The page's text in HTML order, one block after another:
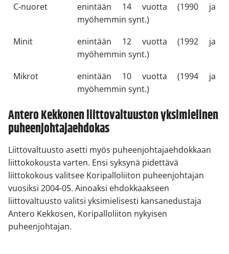
C-nuoret
enintään 14 vuotta (1990 ja
myöhemmin synt.)
Minit
enintään 12 vuotta (1992 ja
myöhemmin synt.)
Mikrot
enintään 10 vuotta (1994 ja
myöhemmin synt.)
Antero Kekkonen liittovaltuuston yksimielinen
puheenjohtajaehdokas
Liittovaltuusto asetti myös puheenjohtajaehdokkaan
liittokokousta varten. Ensi syksynä pidettävä
liittokokous valitsee Koripalloliiton puheenjohtajan
vuosiksi 2004-05. Ainoaksi ehdokkaakseen
liittovaltuusto valitsi yksimielisesti kansanedustaja
Antero Kekkosen, Koripalloliiton nykyisen
puheenjohtajan.